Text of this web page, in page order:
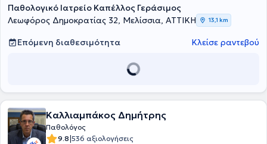
Παθολογικό Ιατρείο Καπέλλος Γεράσιμος
Λεωφόρος Δημοκρατίας 32, Μελίσσια, ΑΤΤΙΚΗ
13,1 km
Επόμενη διαθεσιμότητα Κλείσε ραντεβού
Καλλιαμπάκος Δημήτρης
Παθολόγος
9.8|536 αξιολογήσεις